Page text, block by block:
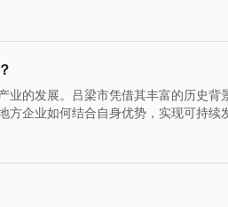
的发展。吕梁市凭借其丰富的历史
企业如何结合自身优势，实现可持续